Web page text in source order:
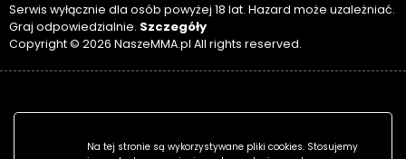
Serwis wyłącznie dla osób powyżej 18 lat. Hazard może uzależniać.
Graj odpowiedzialnie. Szczegóły
Copyright © 2026 NaszeMMA.pl All rights reserved.
Na tej stronie są wykorzystywane pliki cookies. Stosujemy